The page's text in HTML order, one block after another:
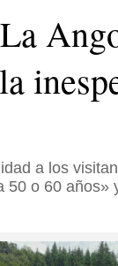
a los
o 60 años»